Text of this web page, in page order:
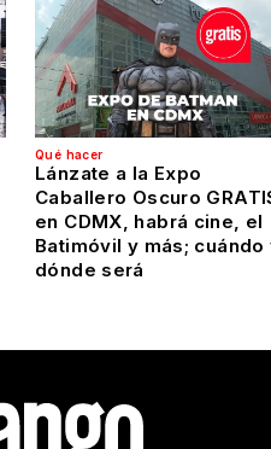
Qué hacer
Lánzate a la Expo
Caballero Oscuro
en CDMX, habrá cine, el
Batimóvil y más; cuándo
dónde será